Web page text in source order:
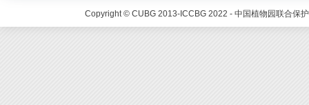
Copyright © CUBG 2013-ICCBG 2022 - 中国植物园联合保